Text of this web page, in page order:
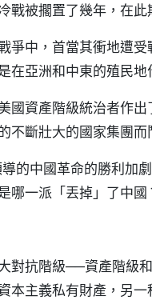
戰被擱置了幾年，在
爭中，首當其衝地遭
在亞洲和中東的殖民
國資產階級統治者作
不斷壯大的國家集團
的中國革命的勝利加
哪一派「丟掉」了中
對抗階級──資產階級
本主義私有財產，另